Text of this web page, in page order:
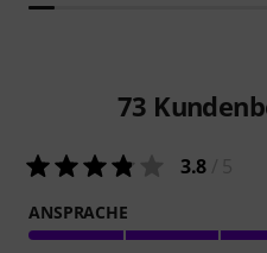
73
3.8
ANSPRACHE